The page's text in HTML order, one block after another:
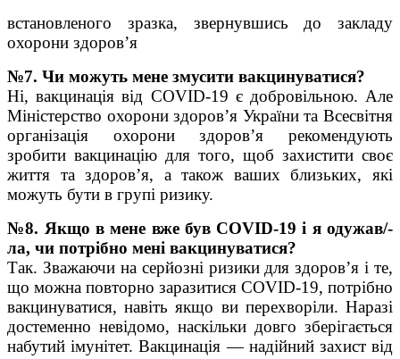
встановленого зразка, звернувшись до закладу
охорони здоров’я
№7. Чи можуть мене змусити вакцинуватися?
Ні, вакцинація від COVID-19 є добровільною. Але
Міністерство охорони здоров’я України та Всесвітня
організація охорони здоров’я рекомендують
зробити вакцинацію для того, щоб захистити своє
життя та здоров’я, а також ваших близьких, які
можуть бути в групі ризику.
№8. Якщо в мене вже був COVID-19 і я одужав/-
ла, чи потрібно мені вакцинуватися?
Так. Зважаючи на серйозні ризики для здоров’я і те,
що можна повторно заразитися COVID-19, потрібно
вакцинуватися, навіть якщо ви перехворіли. Наразі
достеменно невідомо, наскільки довго зберігається
набутий імунітет. Вакцинація — надійний захист від